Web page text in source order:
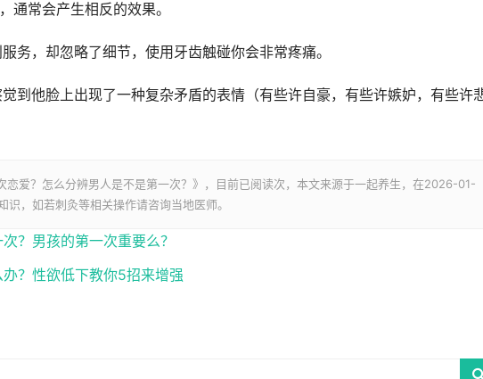
通常会产生相反的效果。
务，却忽略了细节，使用牙齿触碰你会非常疼痛。
到他脸上出现了一种复杂矛盾的表情（有些许自豪，有些许嫉妒，有些许
爱？怎么分辨男人是不是第一次？》，目前已阅读次，本文来源于一起养生，在2026-01-
，如若刺灸等相关操作请咨询当地医师。
？男孩的第一次重要么？
？性欲低下教你5招来增强